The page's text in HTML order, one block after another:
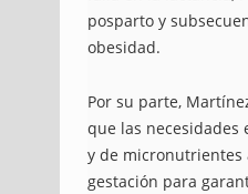
posparto y
obesidad.
Por su parte,
que las necesidades
y de
gestación para